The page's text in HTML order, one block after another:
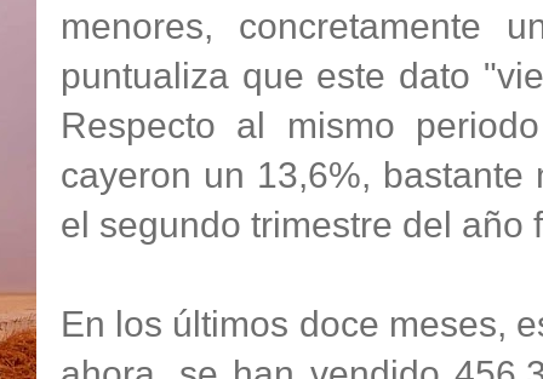
menores, concretamente
puntualiza que este dato
Respecto al mismo
cayeron un 13,6%,
el segundo trimestre del año
En los últimos doce meses,